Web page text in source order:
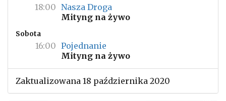
18:00 Nasza Droga
Mityng na żywo
Sobota
16:00 Pojednanie
Mityng na żywo
Zaktualizowana 18 października 2020